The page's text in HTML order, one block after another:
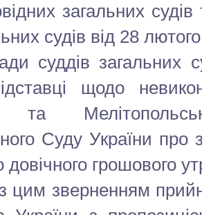
загальних
судів від 28
суддів загальних
щодо
та
Суду України про
грошового
цим зверненням